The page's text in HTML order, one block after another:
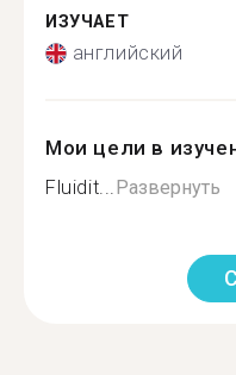
ИЗУЧАЕТ
английский
Мои цели в
Fluidit...Развернуть